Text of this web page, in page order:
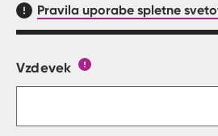
Pravila uporabe spletne
Obrazec, kjer lahko zastaviš
Vzdevek